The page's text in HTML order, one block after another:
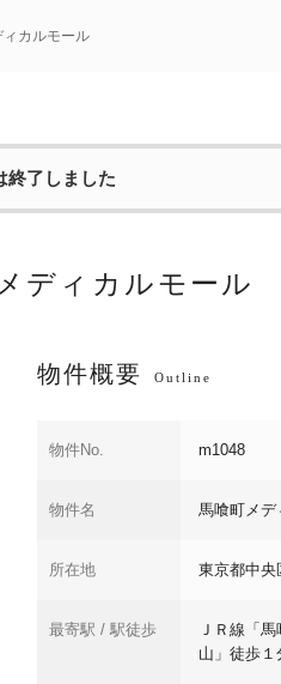
カルモール
終了しました
ディカルモール
物件概要 Outline
物件No. m1048
物件名 馬喰町メデ
所在地 東京都中央
最寄駅 / 駅徒歩
ＪＲ線「
山」徒歩